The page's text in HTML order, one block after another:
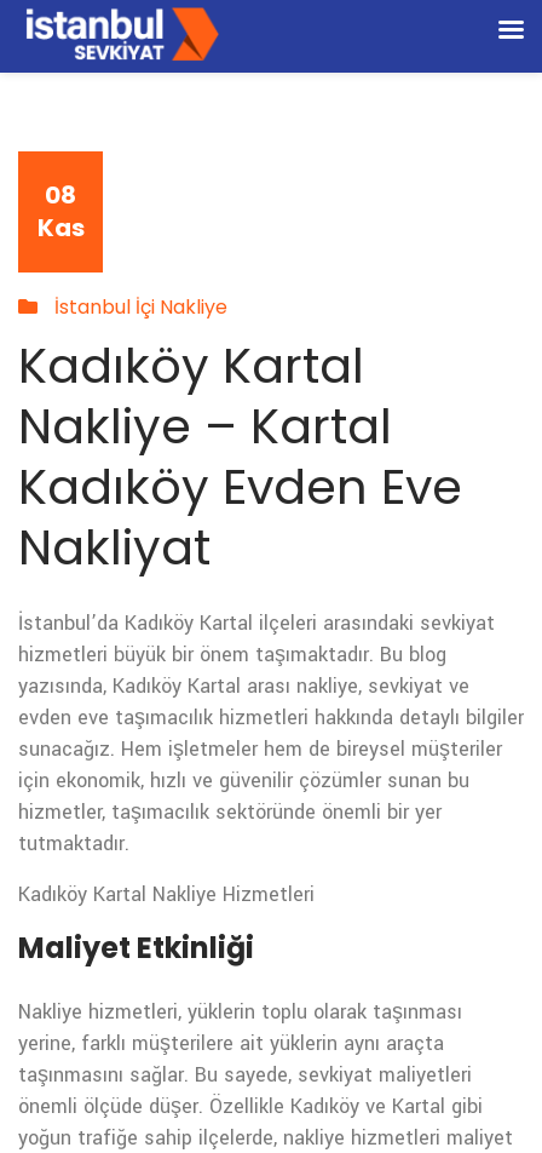
08
Kas
İstanbul İçi Nakliye
Kadıköy Kartal
Nakliye – Kartal
Kadıköy Evden Eve
Nakliyat
İstanbul’da Kadıköy Kartal ilçeleri arasındaki sevkiyat
hizmetleri büyük bir önem taşımaktadır. Bu blog
yazısında, Kadıköy Kartal arası nakliye, sevkiyat ve
evden eve taşımacılık hizmetleri hakkında detaylı bilgiler
sunacağız. Hem işletmeler hem de bireysel müşteriler
için ekonomik, hızlı ve güvenilir çözümler sunan bu
hizmetler, taşımacılık sektöründe önemli bir yer
tutmaktadır.
Kadıköy Kartal Nakliye Hizmetleri
Maliyet Etkinliği
Nakliye hizmetleri, yüklerin toplu olarak taşınması
yerine, farklı müşterilere ait yüklerin aynı araçta
taşınmasını sağlar. Bu sayede, sevkiyat maliyetleri
önemli ölçüde düşer. Özellikle Kadıköy ve Kartal gibi
yoğun trafiğe sahip ilçelerde, nakliye hizmetleri maliyet